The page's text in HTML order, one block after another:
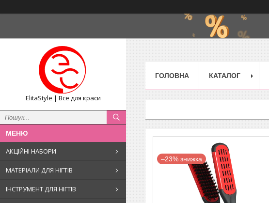
ElitaStyle | Все для краси
АКЦІЙНІ НАБОРИ
МАТЕРІАЛИ ДЛЯ НІГТІВ
ІНСТРУМЕНТ ДЛЯ НІГТІВ
ГОЛОВНА КАТАЛОГ
–23%